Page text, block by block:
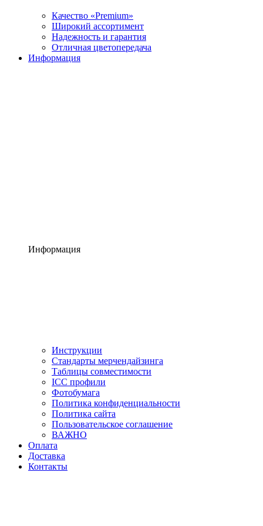
Качество «Premium»
Широкий ассортимент
Надежность и гарантия
Отличная цветопередача
Информация
Информация
Инструкции
Стандарты мерчендайзинга
Таблицы совместимости
ICC профили
Фотобумага
Политика конфиденциальности
Политика сайта
Пользовательское соглашение
ВАЖНО
Оплата
Доставка
Контакты